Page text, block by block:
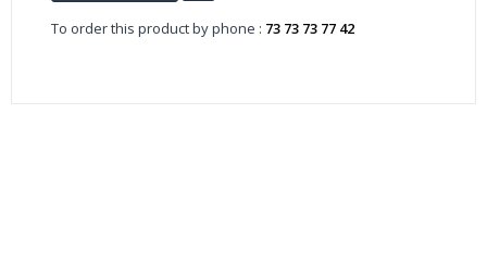
To order this product by phone : 73 73 73 77 42